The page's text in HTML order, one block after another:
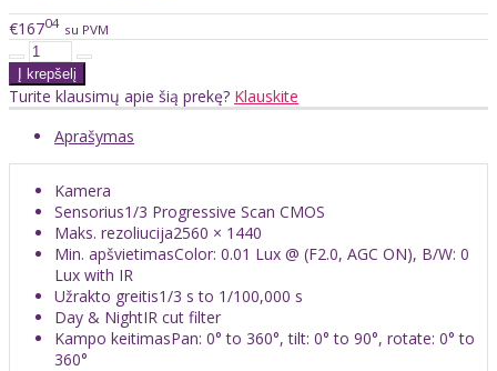
€16704 su PVM
Turite klausimų apie šią prekę? Klauskite
Aprašymas
Kamera
Sensorius1/3 Progressive Scan CMOS
Maks. rezoliucija2560 × 1440
Min. apšvietimasColor: 0.01 Lux @ (F2.0, AGC ON), B/W: 0
Lux with IR
Užrakto greitis1/3 s to 1/100,000 s
Day & NightIR cut filter
Kampo keitimasPan: 0° to 360°, tilt: 0° to 90°, rotate: 0° to
360°